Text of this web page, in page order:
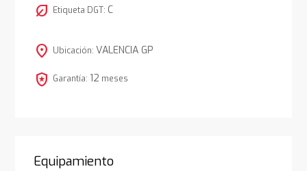
nest_eco_leaf Etiqueta DGT: C
location_on Ubicación: VALENCIA GP
local_police Garantía: 12 meses
Equipamiento